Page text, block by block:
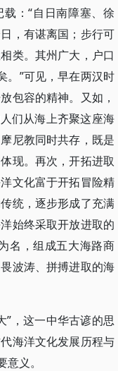
：“自日南障塞、徐
，有谌离国；步行可
类。其州广大，户口
。”可见，早在两汉时
包容的精神。又如，
们从海上齐聚这座海
尼教同时共存，既是
现。再次，开拓进取
文化富于开拓冒险精
统，逐步形成了充满
始终采取开放进取的
名，组成五大海路商
波涛、拼搏进取的海
”，这一中华古谚的思
海洋文化发展历程与
义。